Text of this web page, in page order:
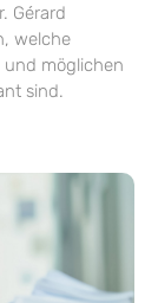
Gérard
welche
und möglichen
sind.